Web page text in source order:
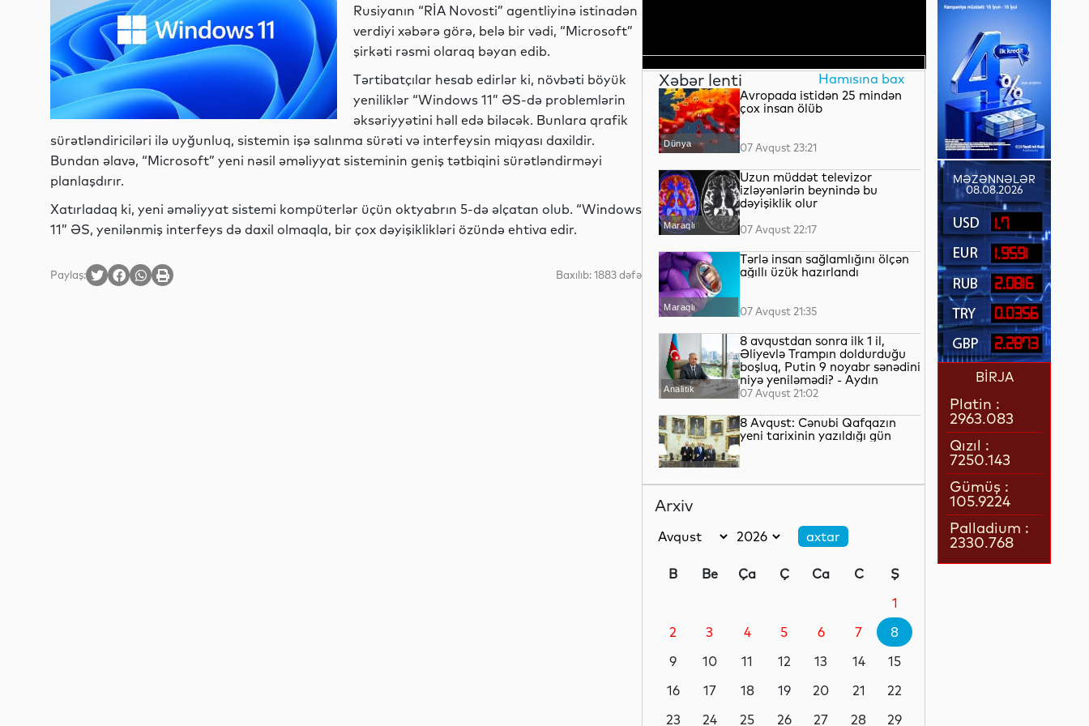
Rusiyanın “RİA Novosti” agentliyinə istinadən
verdiyi xəbərə görə, belə bir vədi, “Microsoft”
şirkəti rəsmi olaraq bəyan edib.
Tərtibatçılar hesab edirlər ki, növbəti böyük
yeniliklər “Windows 11” ƏS-də problemlərin
əksəriyyətini həll edə biləcək. Bunlara qrafik
sürətləndiriciləri ilə uyğunluq, sistemin işə salınma sürəti və interfeysin miqyası daxildir.
Bundan əlavə, “Microsoft” yeni nəsil əməliyyat sisteminin geniş tətbiqini sürətləndirməyi
planlaşdırır.
Xatırladaq ki, yeni əməliyyat sistemi kompüterlər üçün oktyabrın 5-də əlçatan olub. “Windows
11” ƏS, yenilənmiş interfeys də daxil olmaqla, bir çox dəyişiklikləri özündə ehtiva edir.
Paylaş: Baxılıb: 1883 dəfə
Xəbər lenti Hamısına bax
Dünya
Avropada istidən 25 mindən
çox insan ölüb
07 Avqust 23:21
Maraqlı
Uzun müddət televizor
izləyənlərin beynində bu
dəyişiklik olur
07 Avqust 22:17
Maraqlı
Tərlə insan sağlamlığını ölçən
ağıllı üzük hazırlandı
07 Avqust 21:35
Analitik
8 avqustdan sonra ilk 1 il,
Əliyevlə Trampın doldurduğu
boşluq, Putin 9 noyabr sənədini
niyə yeniləmədi? - Aydın
QULİYEV yazır...
07 Avqust 21:02
Siyasət
8 Avqust: Cənubi Qafqazın
yeni tarixinin yazıldığı gün
konturları
Siyasət
Paşinyan niyə üzr istəmişdi?
07 Avqust 20:41
Dünya
ÜST legioner xəstəliyinin
07 Avqust 20:17
Arxiv
B Be Ça Ç Ca C
Ş
1
2
3 4 5 6 7
8
9
10 11 12 13 14
15
16
17 18 19 20 21
22
23
24 25 26 27 28
29
MƏZƏNNƏLƏR
08.08.2026
1.7
1.9591
2.0816
0.0356
2.2873
BİRJA
Platin :
2963.083
Qızıl :
7250.143
Gümüş :
105.9224
Palladium :
2330.768